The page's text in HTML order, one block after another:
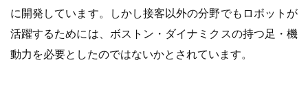
に開発しています。しかし接客以外の分野でもロボットが
活躍するためには、ボストン・ダイナミクスの持つ足・機
動力を必要としたのではないかとされています。